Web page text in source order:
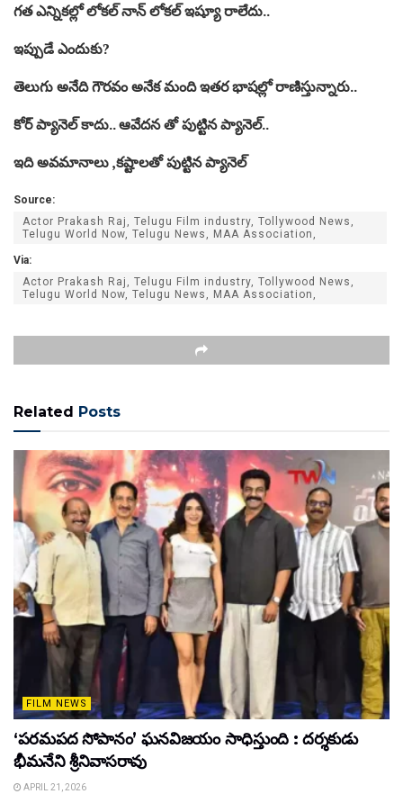
గత ఎన్నికల్లో లోకల్ నాన్ లోకల్ ఇష్యూ రాలేదు..
ఇప్పుడే ఎందుకు?
తెలుగు అనేది గౌరవం అనేక మంది ఇతర భాషల్లో రాణిస్తున్నారు..
కోర్ ప్యానెల్ కాదు.. ఆవేదన తో పుట్టిన ప్యానెల్..
ఇది అవమానాలు ,కష్టాలతో పుట్టిన ప్యానెల్
Source:
Actor Prakash Raj, Telugu Film industry, Tollywood News,
Telugu World Now, Telugu News, MAA Association,
Via:
Actor Prakash Raj, Telugu Film industry, Tollywood News,
Telugu World Now, Telugu News, MAA Association,
Related Posts
FILM NEWS
‘పరమపద సోపానం’ ఘనవిజయం సాధిస్తుంది : దర్శకుడు
భీమనేని శ్రీనివాసరావు
APRIL 21, 2026